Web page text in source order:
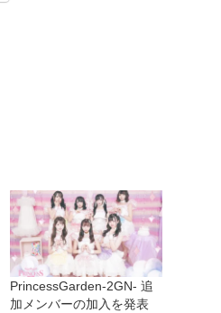
PrincessGarden-2GN- 追
加メンバーの加入を発表